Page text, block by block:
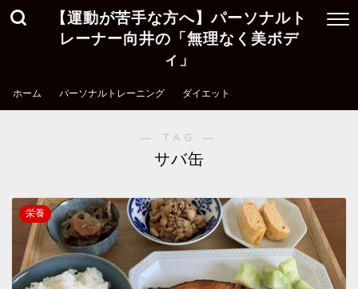
【運動が苦手な方へ】パーソナルト
レーナー向井の「無理なく美ボデ
ィ」
ホーム パーソナルトレーニング ダイエット
― TAG ―
サバ缶
栄養